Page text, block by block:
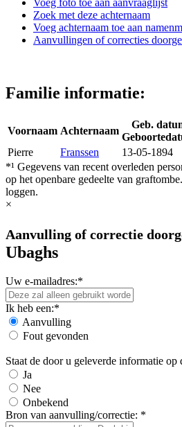
Zoek met deze achternaam
Voeg achternaam toe aan
Aanvullingen of correcties
Familie informatie:
Voornaam Achternaam
Geb.
Pierre
Franssen 13-05-1894
*¹ Gegevens van recent overleden
op het openbare gedeelte van
loggen.
×
Aanvulling of correctie
Ubaghs
Uw e-mailadres:*
Ik heb een:*
Aanvulling
Fout gevonden
Staat de door u geleverde informatie op
Ja
Nee
Onbekend
Bron van aanvulling/correctie: *